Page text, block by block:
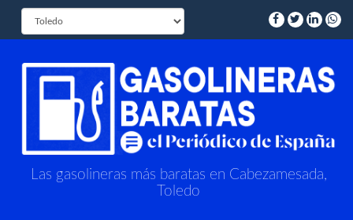
Las gasolineras más baratas en Cabezamesada,
Toledo